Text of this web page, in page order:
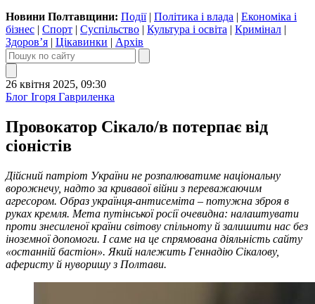
Новини Полтавщини: Події| Політика і влада | Економіка і
бізнес | Спорт | Суспільство | Культура і освіта | Кримінал |
Здоров’я | Цікавинки | Архів
26 квітня 2025, 09:30
Блог Ігоря Гавриленка
Провокатор Сікало/в потерпає від
сіоністів
Дійсний патріот України не розпалюватиме національну
ворожнечу, надто за кривавої війни з переважаючим
агресором. Образ українця-антисеміта – потужна зброя в
руках кремля. Мета путінської росії очевидна: налаштувати
проти знесиленої країни світову спільноту й залишити нас без
іноземної допомоги. І саме на це спрямована діяльність сайту
«останній бастіон». Який належить Геннадію Сікалову,
аферисту й нуворишу з Полтави.